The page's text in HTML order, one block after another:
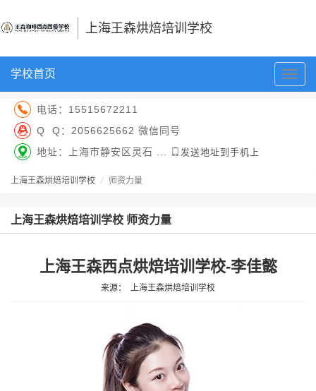
上海王森烘焙培训学校
切
换
学校首页
电话： 15515672211
Q Q： 2056625662 微信同号
地址：上海市静安区灵石 ...
发送地址到手机上
上海王森烘焙培训学校 师资力量
上海王森烘焙培训学校 师资力量
上海王森西点烘焙培训学校-李佳懿
来源： 上海王森烘焙培训学校